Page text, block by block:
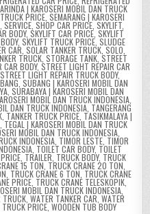
| KAROSERI MOBIL DAN TRUCK
PRICE, SEMARANG | KAROSERI
SERVICE, SHOP CAR PRICE, SKYLIFT,
BODY, SKYLIFT CAR PRICE, SKYLIFT
, SKYLIFT TRUCK PRICE SLUDGE
CAR SOLAR TANKER TRUCK SOLO
TRUCK, STORAGE TANK, STREET
CAR BODY, STREET LIGHT REPAIR CAR
STREET LIGHT REPAIR TRUCK BODY,
SUBANG | KAROSERI MOBIL DAN
SURABAYA | KAROSERI MOBIL DAN
MOBIL DAN TRUCK INDONESIA,
DAN TRUCK INDONESIA TANGERANG
, TANKER TRUCK PRICE, TASIKMALAYA |
,TEGAL | KAROSERI MOBIL DAN TRUCK
MOBIL DAN TRUCK INDONESIA
INDONESIA, TIMOR LESTE, TIMOR
, TOILET CAR BODY, TOILET
, TRAILER TRUCK BODY, TRUCK
15 TON TRUCK CRANE 20 TON
TRUCK CRANE 6 TON TRUCK CRANE
PRICE TRUCK CRANE TELESKOPIK
MOBIL DAN TRUCK INDONESIA
TRUCK WATER TANKER CAR WATER
PRICE, WOODEN TUB BODY